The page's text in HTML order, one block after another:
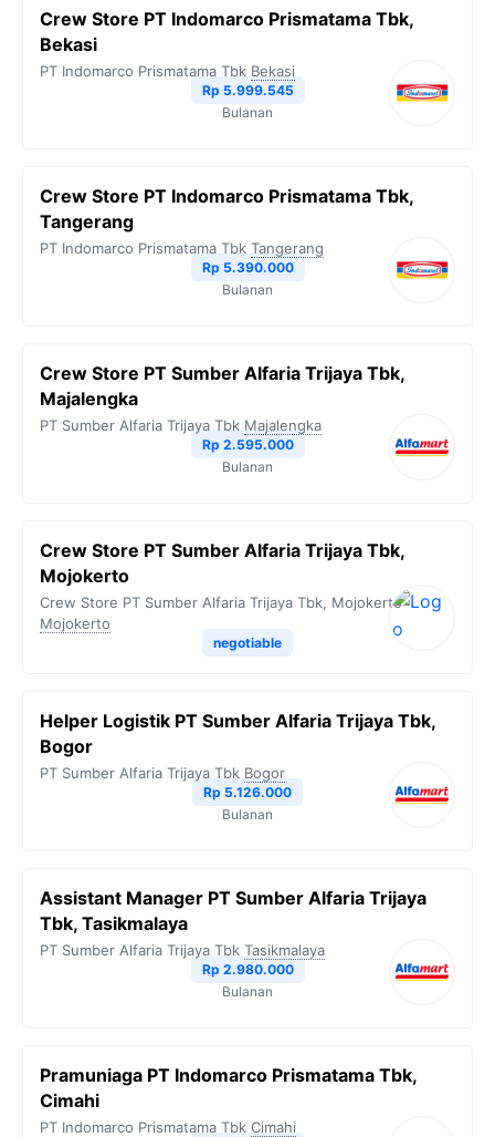
Crew Store PT Indomarco Prismatama Tbk,
Bekasi
PT Indomarco Prismatama Tbk Bekasi
Rp 5.999.545
Bulanan
Crew Store PT Indomarco Prismatama Tbk,
Tangerang
PT Indomarco Prismatama Tbk Tangerang
Rp 5.390.000
Bulanan
Crew Store PT Sumber Alfaria Trijaya Tbk,
Majalengka
PT Sumber Alfaria Trijaya Tbk Majalengka
Rp 2.595.000
Bulanan
Crew Store PT Sumber Alfaria Trijaya Tbk,
Mojokerto
Crew Store PT Sumber Alfaria Trijaya Tbk, Mojokerto
Mojokerto
negotiable
Helper Logistik PT Sumber Alfaria Trijaya Tbk,
Bogor
PT Sumber Alfaria Trijaya Tbk Bogor
Rp 5.126.000
Bulanan
Assistant Manager PT Sumber Alfaria Trijaya
Tbk, Tasikmalaya
PT Sumber Alfaria Trijaya Tbk Tasikmalaya
Rp 2.980.000
Bulanan
Pramuniaga PT Indomarco Prismatama Tbk,
Cimahi
PT Indomarco Prismatama Tbk Cimahi